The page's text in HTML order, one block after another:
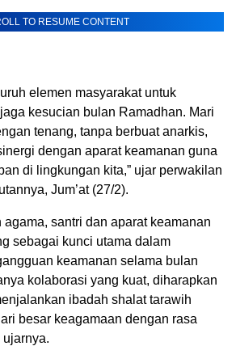
TO RESUME CONTENT
elemen masyarakat untuk
kesucian bulan Ramadhan. Mari
tenang, tanpa berbuat anarkis,
dengan aparat keamanan guna
di lingkungan kita,” ujar perwakilan
Jum’at (27/2).
santri dan aparat keamanan
sebagai kunci utama dalam
keamanan selama bulan
kolaborasi yang kuat, diharapkan
ibadah shalat tarawih
besar keagamaan dengan rasa
ujarnya.